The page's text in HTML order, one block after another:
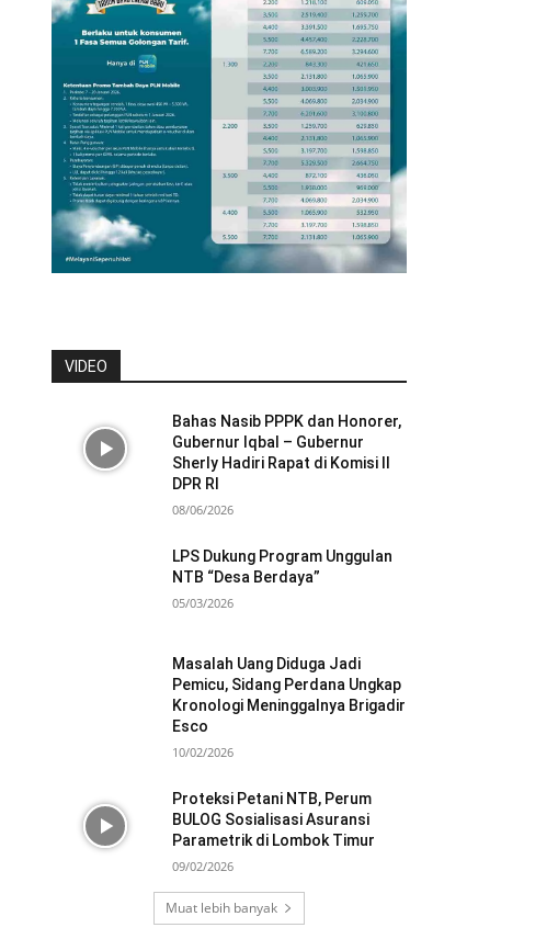
VIDEO
Bahas Nasib PPPK dan Honorer,
Gubernur Iqbal – Gubernur
Sherly Hadiri Rapat di Komisi II
DPR RI
08/06/2026
LPS Dukung Program Unggulan
NTB “Desa Berdaya”
05/03/2026
Masalah Uang Diduga Jadi
Pemicu, Sidang Perdana Ungkap
Kronologi Meninggalnya Brigadir
Esco
10/02/2026
Proteksi Petani NTB, Perum
BULOG Sosialisasi Asuransi
Parametrik di Lombok Timur
09/02/2026
Muat lebih banyak